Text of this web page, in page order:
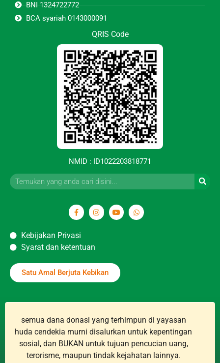
BNI 1324722772
BCA syariah 0143000091
QRIS Code
NMID : ID1022203818771
Kebijakan Privasi
Syarat dan ketentuan
Satu Amal Berjuta Kebikan
semua dana donasi yang terhimpun di yayasan
huda cendekia murni disalurkan untuk kepentingan
sosial, dan BUKAN untuk tujuan pencucian uang,
terorisme, maupun tindak kejahatan lainnya.